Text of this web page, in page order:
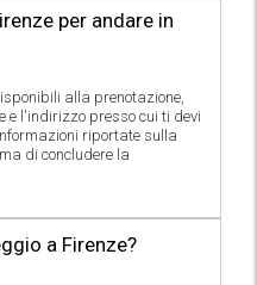
per andare in
alla prenotazione,
e l'indirizzo presso cui ti devi
riportate sulla
di concludere la
a Firenze?